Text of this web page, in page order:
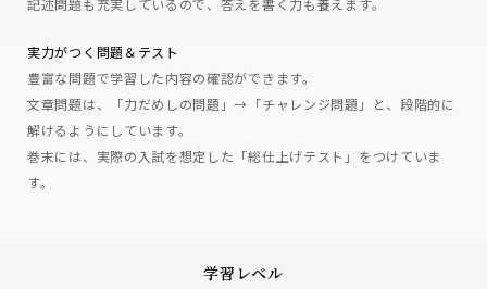
記述問題も充実しているので、答えを書く力も養えます。
実力がつく問題＆テスト
豊富な問題で学習した内容の確認ができます。
文章問題は、「力だめしの問題」→「チャレンジ問題」と、段階的に
解けるようにしています。
巻末には、実際の入試を想定した「総仕上げテスト」をつけていま
す。
学習レベル